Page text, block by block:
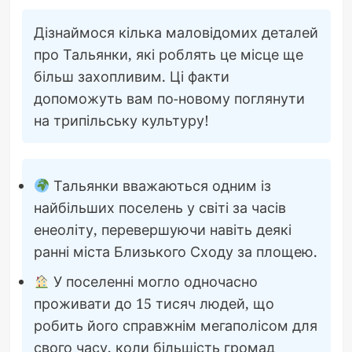
Дізнаймося кілька маловідомих деталей
про Тальянки, які роблять це місце ще
більш захопливим. Ці факти
допоможуть вам по-новому поглянути
на трипільську культуру!
Тальянки вважаються одним із
найбільших поселень у світі за часів
енеоліту, перевершуючи навіть деякі
ранні міста Близького Сходу за площею.
У поселенні могло одночасно
проживати до 15 тисяч людей, що
робить його справжнім мегаполісом для
свого часу, коли більшість громад